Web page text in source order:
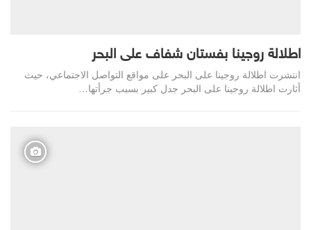
اطلالة روجينا بفستان شفاف على البحر
انتشرت اطلالة روجينا على البحر على مواقع التواصل الاجتماعي، حيث
أثارت اطلالة روجينا على البحر جدل كبير بسبب جرأتها…